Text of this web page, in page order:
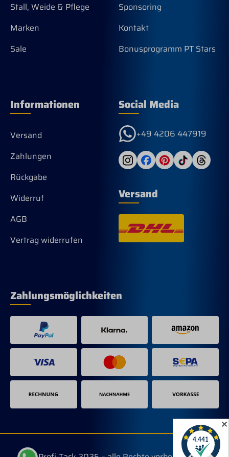
Stall, Weide & Pflege
Marken
Sale
Sponsoring
Kontakt
Bonusprogramm PT Stars
Informationen
Versand
Zahlungen
Rückgabe
Widerruf
AGB
Vertrag widerrufen
Social Media
+49 4206 447919
Versand
Zahlungsmöglichkeiten
✕